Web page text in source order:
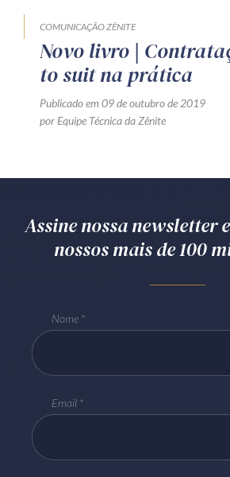
COMUNICAÇÃO ZÊNITE
Novo livro |
to suit na prática
Publicado em 09 de outubro de 2019
por Equipe Técnica da Zênite
Assine nossa newsletter
nossos mais de 100
Nome
Email